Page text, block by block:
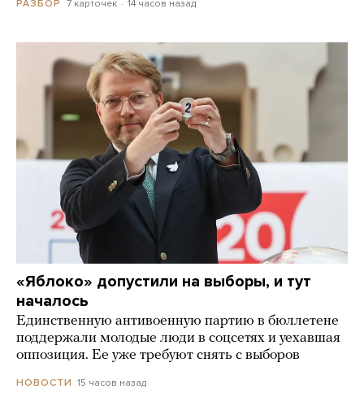
РАЗБОР 7 карточек 14 часов назад
«Яблоко» допустили на выборы, и тут
началось
Единственную антивоенную партию в бюллетене
поддержали молодые люди в соцсетях и уехавшая
оппозиция. Ее уже требуют снять с выборов
НОВОСТИ 15 часов назад